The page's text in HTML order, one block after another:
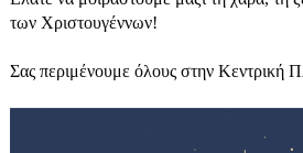
των Χριστουγέννων!
Σας περιμένουμε όλους στην Κεντρική